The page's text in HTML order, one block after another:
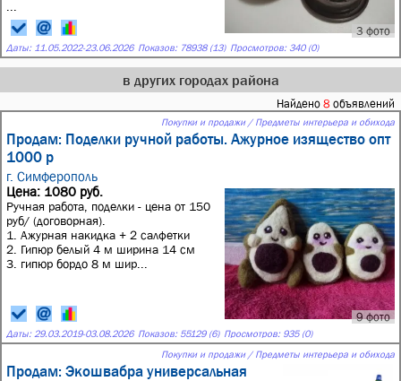
3 фото
Даты: 11.05.2022-23.06.2026 Показов: 78938 (13) Просмотров: 340 (0)
в других городах района
Найдено 8 объявлений
Покупки и продажи / Предметы интерьера и обихода
Продам: Поделки ручной работы. Ажурное изящество опт
1000 р
г. Симферополь
9 фото
Цена: 1080 руб.
Ручная работа, поделки - цена от 150
руб/ (договорная).
1. Ажурная накидка + 2 салфетки
2. Гипюр белый 4 м ширина 14 см
3. гипюр бордо 8 м шир...
Даты: 29.03.2019-03.08.2026 Показов: 55129 (6) Просмотров: 935 (0)
Покупки и продажи / Предметы интерьера и обихода
Продам: Экошвабра универсальная